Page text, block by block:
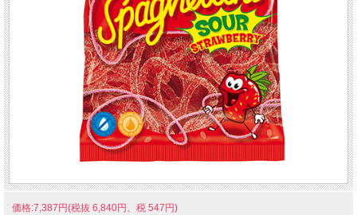
価格:7,387円(税抜 6,840円、税 547円)